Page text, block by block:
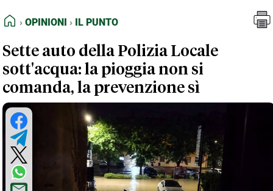
FEED RSS
NORMATIVE DEONTOLOGICHE
TERMINI e CONDIZIONI
HOME
OPINIONI IL PUNTO
Sette auto della Polizia Locale
sott'acqua: la pioggia non si
comanda, la prevenzione sì